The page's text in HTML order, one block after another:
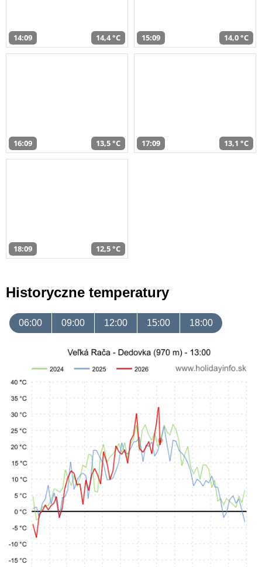
14:09 14,4 °C 15:09 14,0 °C
16:09 13,5 °C 17:09 13,1 °C
18:09 12,5 °C
Historyczne temperatury
06:00 09:00 12:00 15:00 18:00